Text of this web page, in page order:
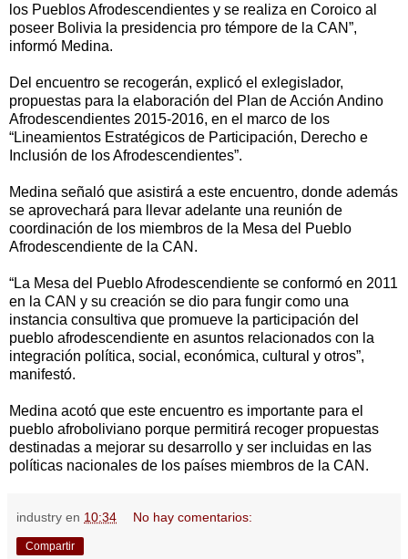
los Pueblos Afrodescendientes y se realiza en Coroico al
poseer Bolivia la presidencia pro témpore de la CAN”,
informó Medina.
Del encuentro se recogerán, explicó el exlegislador,
propuestas para la elaboración del Plan de Acción Andino
Afrodescendientes 2015-2016, en el marco de los
“Lineamientos Estratégicos de Participación, Derecho e
Inclusión de los Afrodescendientes”.
Medina señaló que asistirá a este encuentro, donde además
se aprovechará para llevar adelante una reunión de
coordinación de los miembros de la Mesa del Pueblo
Afrodescendiente de la CAN.
“La Mesa del Pueblo Afrodescendiente se conformó en 2011
en la CAN y su creación se dio para fungir como una
instancia consultiva que promueve la participación del
pueblo afrodescendiente en asuntos relacionados con la
integración política, social, económica, cultural y otros”,
manifestó.
Medina acotó que este encuentro es importante para el
pueblo afroboliviano porque permitirá recoger propuestas
destinadas a mejorar su desarrollo y ser incluidas en las
políticas nacionales de los países miembros de la CAN.
industry en 10:34 No hay comentarios:
Compartir